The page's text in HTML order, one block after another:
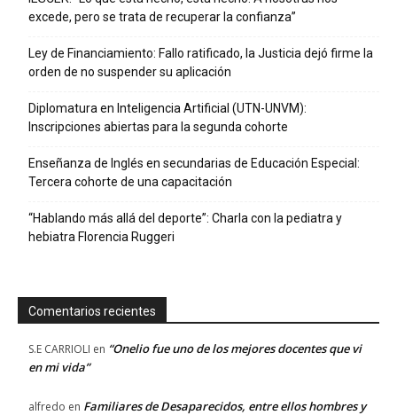
excede, pero se trata de recuperar la confianza”
Ley de Financiamiento: Fallo ratificado, la Justicia dejó firme la
orden de no suspender su aplicación
Diplomatura en Inteligencia Artificial (UTN-UNVM):
Inscripciones abiertas para la segunda cohorte
Enseñanza de Inglés en secundarias de Educación Especial:
Tercera cohorte de una capacitación
“Hablando más allá del deporte”: Charla con la pediatra y
hebiatra Florencia Ruggeri
Comentarios recientes
S.E CARRIOLI en “Onelio fue uno de los mejores docentes que vi
en mi vida”
alfredo en Familiares de Desaparecidos, entre ellos hombres y